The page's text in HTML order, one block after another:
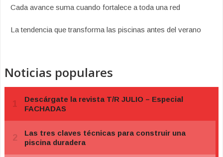
Cada avance suma cuando fortalece a toda una red
La tendencia que transforma las piscinas antes del verano
Noticias populares